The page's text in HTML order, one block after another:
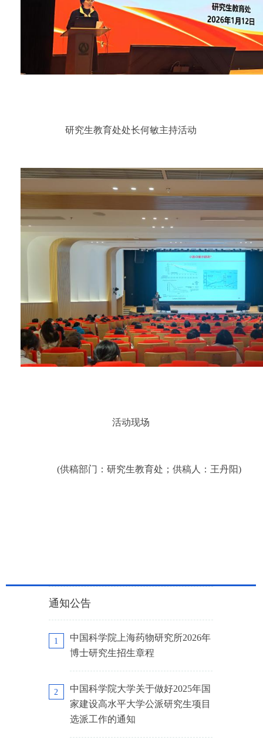
研究生教育处处长何敏主持活动
活动现场
(供稿部门：研究生教育处；供稿人：王丹阳)
通知公告
1
中国科学院上海药物研究所2026年
博士研究生招生章程
2
中国科学院大学关于做好2025年国
家建设高水平大学公派研究生项目
选派工作的通知